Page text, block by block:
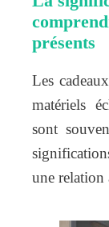
présents
Les
matériels
sont
une relation